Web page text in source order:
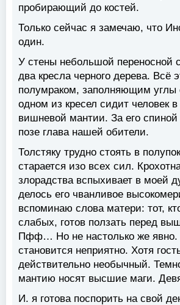
пробирающий до костей.
Только сейчас я замечаю, что
один.
У стены небольшой переносной
два кресла черного дерева. Всё
полумраком, заполняющим углы
одном из кресел сидит человек
вишневой мантии. За его спиной
позе глава нашей обители.
Толстяку трудно стоять в
старается изо всех сил.
злорадства вспыхивает в моей
делось его чванливое
вспоминаю слова матери: тот,
слабых, готов ползать перед
Пфф… Но не настолько же
становится неприятно. Хотя
действительно необычный.
мантию носят высшие маги.
И. я готова поспорить на свой